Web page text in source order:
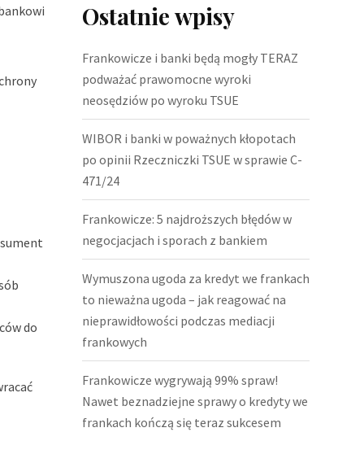
do
Ostatnie wpisy
Frankowicze i banki będą mogły TERAZ
podważać prawomocne wyroki
neosędziów po wyroku TSUE
WIBOR i banki w poważnych kłopotach
po opinii Rzeczniczki TSUE w sprawie C-
471/24
Frankowicze: 5 najdroższych błędów w
negocjacjach i sporach z bankiem
Wymuszona ugoda za kredyt we frankach
to nieważna ugoda – jak reagować na
nieprawidłowości podczas mediacji
frankowych
Frankowicze wygrywają 99% spraw!
Nawet beznadziejne sprawy o kredyty we
frankach kończą się teraz sukcesem